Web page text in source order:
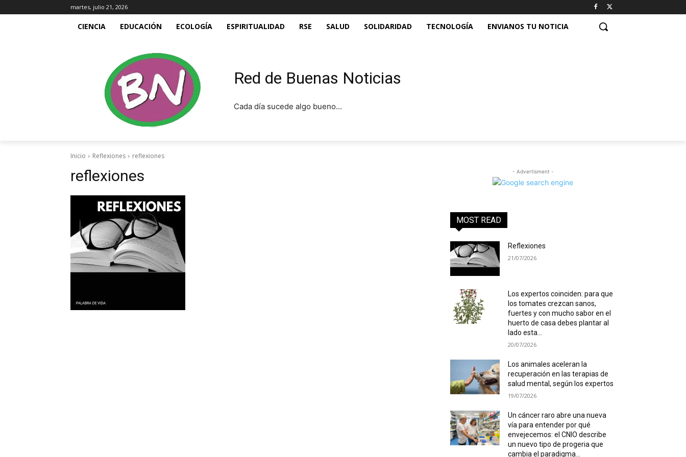
martes, julio 21, 2026
CIENCIA EDUCACIÓN ECOLOGÍA ESPIRITUALIDAD RSE SALUD SOLIDARIDAD TECNOLOGÍA ENVIANOS TU NOTICIA
Red de Buenas Noticias
Cada día sucede algo bueno...
Inicio Reflexiones reflexiones
reflexiones - Advertisment -
MOST READ
Reflexiones
21/07/2026
Los expertos coinciden: para que
los tomates crezcan sanos,
fuertes y con mucho sabor en el
huerto de casa debes plantar al
lado esta...
20/07/2026
Los animales aceleran la
recuperación en las terapias de
salud mental, según los expertos
19/07/2026
Un cáncer raro abre una nueva
vía para entender por qué
envejecemos: el CNIO describe
un nuevo tipo de progeria que
cambia el paradigma...